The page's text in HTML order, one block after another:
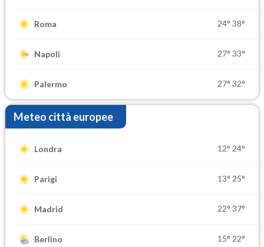
Roma 24° 38°
Napoli 27° 33°
Palermo 27° 32°
Meteo città europee
Londra 12° 24°
Parigi 13° 25°
Madrid 22° 37°
Berlino 15° 22°